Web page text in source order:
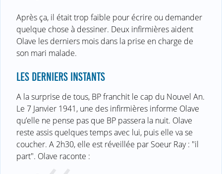
Après ça, il était trop faible pour écrire ou demander
quelque chose à dessiner. Deux infirmières aident
Olave les derniers mois dans la prise en charge de
son mari malade.
LES DERNIERS INSTANTS
A la surprise de tous, BP franchit le cap du Nouvel An.
Le 7 Janvier 1941, une des infirmières informe Olave
qu’elle ne pense pas que BP passera la nuit. Olave
reste assis quelques temps avec lui, puis elle va se
coucher. A 2h30, elle est réveillée par Soeur Ray : "il
part". Olave raconte :